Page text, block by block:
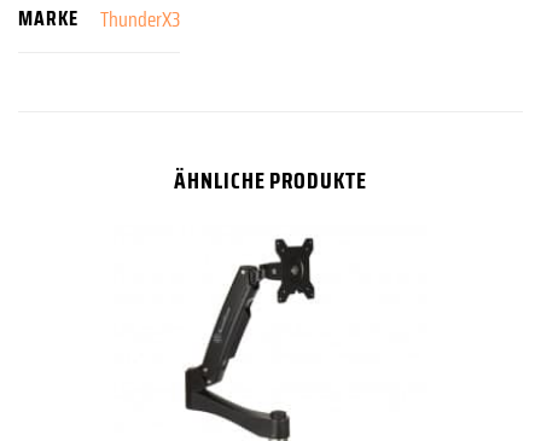
MARKE ThunderX3
ÄHNLICHE PRODUKTE